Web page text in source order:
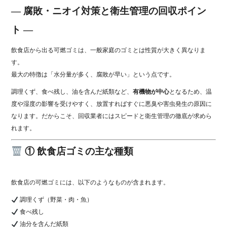
― 腐敗・ニオイ対策と衛生管理の回収ポイン
ト ―
飲食店から出る可燃ゴミは、一般家庭のゴミとは性質が大きく異なりま
す。
最大の特徴は「水分量が多く、腐敗が早い」という点です。
調理くず、食べ残し、油を含んだ紙類など、有機物が中心となるため、温
度や湿度の影響を受けやすく、放置すればすぐに悪臭や害虫発生の原因に
なります。だからこそ、回収業者にはスピードと衛生管理の徹底が求めら
れます。
① 飲食店ゴミの主な種類
飲食店の可燃ゴミには、以下のようなものが含まれます。
調理くず（野菜・肉・魚）
食べ残し
油分を含んだ紙類